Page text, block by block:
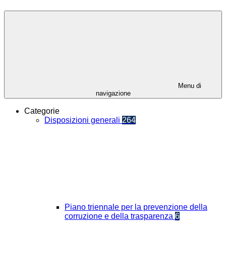
Menu di
navigazione
Categorie
Disposizioni generali 264
Piano triennale per la prevenzione della
corruzione e della trasparenza 6